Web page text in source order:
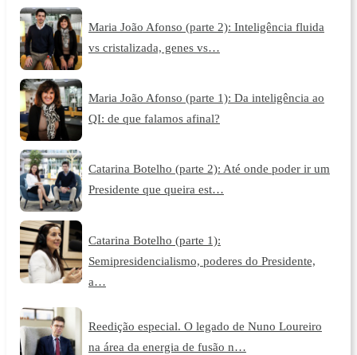
Maria João Afonso (parte 2): Inteligência fluida
vs cristalizada, genes vs…
Maria João Afonso (parte 1): Da inteligência ao
QI: de que falamos afinal?
Catarina Botelho (parte 2): Até onde poder ir um
Presidente que queira est…
Catarina Botelho (parte 1):
Semipresidencialismo, poderes do Presidente,
a…
Reedição especial. O legado de Nuno Loureiro
na área da energia de fusão n…